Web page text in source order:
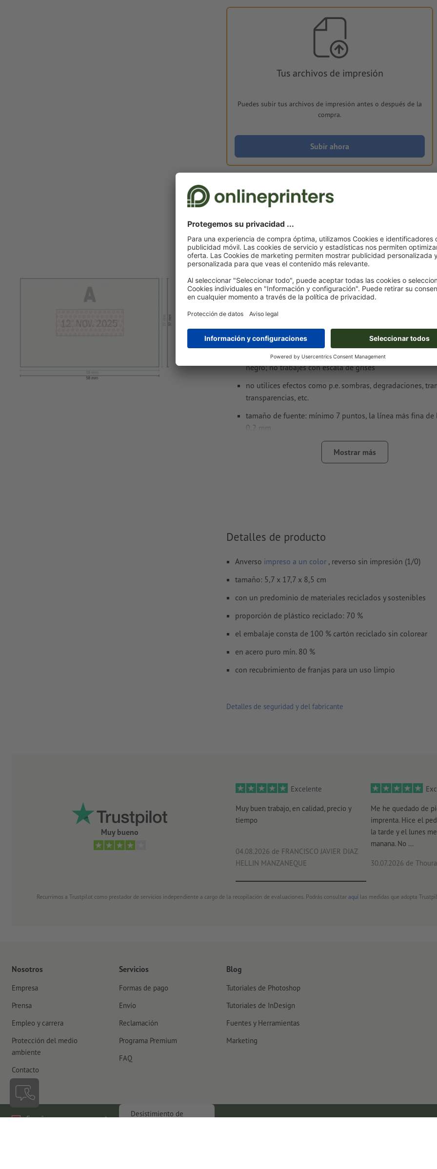
Tus archivos de impresión
Puedes subir tus archivos de impresión antes o después de la
compra.
Subir ahora
Entrega aprox.:
Peso: aprox.284 g
Notas sobre archivos de impresión Sello
fecha 2660 Green Line
Particularidades al crear datos de impresión:
Los textos, objetos y gráficos tienen que estar ajustados
negro; no trabajes con escala de grises
no utilices efectos como p.e. sombras, degradaciones,
transparencias, etc.
tamaño de fuente: mínimo 7 puntos, la línea más fina de
0,2 mm
utiliza fuentes sin serif como Arial,
Helvetica para lograr una impresión óptima
¿Cómo creo archivos de impresión correctamente?
Mostrar más
Detalles de producto
Anverso impreso a un color , reverso sin impresión (1/0)
tamaño: 5,7 x 17,7 x 8,5 cm
con un predominio de materiales reciclados y sostenibles
proporción de plástico reciclado: 70 %
el embalaje consta de 100 % cartón reciclado sin colorear
en acero puro mín. 80 %
con recubrimiento de franjas para un uso limpio
Detalles de seguridad y del fabricante
Muy bueno
Excelente
Muy buen trabajo, en calidad, precio y
tiempo
04.08.2026 de FRANCISCO JAVIER DIAZ
HELLIN MANZANEQUE
Me he quedado de
imprenta. Hice el
la tarde y el lunes
manana. No ...
30.07.2026 de
Recurrimos a Trustpilot como prestador de servicios independiente a cargo de la recopilación de evaluaciones. Podrás consultar aquí las medidas que adopta
Nosotros
Empresa
Prensa
Empleo y carrera
Protección del medio
ambiente
Contacto
Servicios
Formas de pago
Envío
Reclamación
Programa Premium
FAQ
Blog
Tutoriales de Photoshop
Tutoriales de InDesign
Fuentes y Herramientas
Marketing
España
Desistimiento de